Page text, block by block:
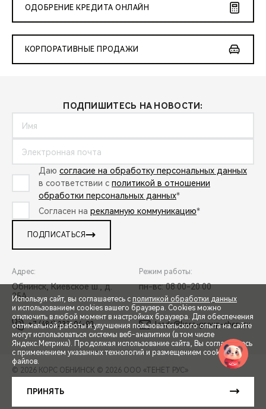
СПЕЦПРЕДЛОЖЕНИЯ
ЗАПИСЬ НА ТЕСТ-ДРАЙВ
ОДОБРЕНИЕ КРЕДИТА ОНЛАЙН
КОРПОРАТИВНЫЕ ПРОДАЖИ
ПОДПИШИТЕСЬ НА НОВОСТИ:
Даю согласие на обработку персональных данных
в соответствии с политикой в отношении
обработки персональных данных*
Согласен на рекламную коммуникацию*
ПОДПИСАТЬСЯ
Адрес:
Обнинск, Киевское ш., д.
25А
Режим работы:
пн-вс: 08:00-20:00
+7 (484) 233-04-92 leads@kors-group-chery.ru
© 2026 КОРС ОБНИНСК © 2026 ООО «ТЕНЕТ РУС»
Сделано в ПЕРКС
Используя сайт, вы соглашаетесь с политикой обработки данных
и использованием cookies вашего браузера. Cookies можно
отключить в любой момент в настройках браузера. Для обеспечения
оптимальной работы и улучшения пользовательского опыта на сайте
могут использоваться системы веб-аналитики (в том числе
Яндекс.Метрика). Продолжая использование сайта, Вы соглашаетесь
с применением указанных технологий и размещением cookie-
файлов.
ПРИНЯТЬ